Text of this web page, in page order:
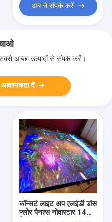
अब से संपर्क करें
अच्छा उत्पादों से संपर्क करें।
आवश्यकता दें
कॉन्सर्ट लाइट अप एलईडी डांस
फ्लोर पैनल्स नोवास्टार 14